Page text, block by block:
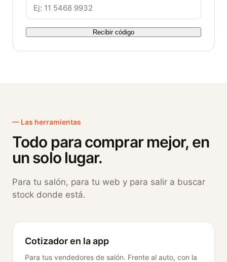
Recibir código
— Las herramientas
Todo para comprar mejor, en
un solo lugar.
Para tu salón, para tu web y para salir a buscar
stock donde está.
Cotizador en la app
Para tus vendedores de salón. Frente al auto, con la